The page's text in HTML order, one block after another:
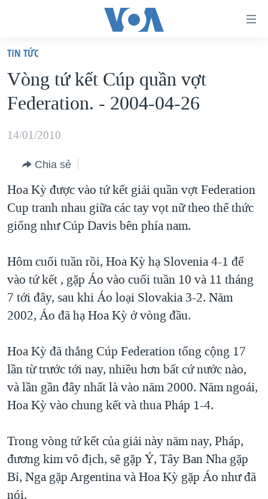
truy
cập
Tới
dung
chính
điều
hướng
chính
tới
"Tìm"
VIỆT NAM
HOA KỲ
BIỂN ĐÔNG
BLOG
DIỄN ĐÀN
MỤC
VẠCH TRẦN TIN GIẢ
NGƯỜI VIỆT HẢI NGOẠI
ĐỜI SỐNG
KINH TẾ
KHOA HỌC
SỨC KHOẺ
VĂN HOÁ
THỂ THAO
CHUYÊN ĐỀ
CHIẾN TRANH THƯƠNG MẠI CỦA MỸ: QUÁ KHỨ VÀ HIỆN
HÀNH TRÌNH BẦU CỬ 2024
MỘT NĂM CHIẾN TRANH TẠI DẢI GAZA
NGÀY TỊ NẠN THẾ GIỚI
TRỊNH VĨNH BÌNH - NGƯỜI HẠ 'BÊN THẮNG CUỘC'
GROUND ZERO – XƯA VÀ NAY
CÁC GIÁ TRỊ CỘNG HÒA Ở VIỆT NAM
THƯỢNG ĐỈNH TRUMP-KIM TẠI VIỆT NAM
TRỊNH VĨNH BÌNH VS. CHÍNH PHỦ VIỆT NAM
HỌC TIẾNG ANH
VIDEO
NGHE
Ngôn ngữ khác
TIN TỨC
Vòng tứ kết Cúp quần vợt
Federation. - 2004-04-26
14/01/2010
Chia sẻ
Hoa Kỳ được vào tứ kết giải quần vợt Federation
Cup tranh nhau giữa các tay vọt nữ theo thể thức
giống như Cúp Davis bên phía nam.
Hôm cuối tuần rồi, Hoa Kỳ hạ Slovenia 4-1 để
vào tứ kết , gặp Áo vào cuối tuần 10 và 11 tháng
7 tới đây, sau khi Áo loại Slovakia 3-2. Năm
2002, Áo đã hạ Hoa Kỳ ở vòng đầu.
Hoa Kỳ đã thắng Cúp Federation tổng cộng 17
lần từ trước tới nay, nhiều hơn bất cứ nước nào,
và lần gần đây nhất là vào năm 2000. Năm ngoái,
Hoa Kỳ vào chung kết và thua Pháp 1-4.
Trong vòng tứ kết của giải này năm nay, Pháp,
đương kim vô địch, sẽ gặp Ý, Tây Ban Nha gặp
Bỉ, Nga gặp Argentina và Hoa Kỳ gặp Áo như đã
nói.